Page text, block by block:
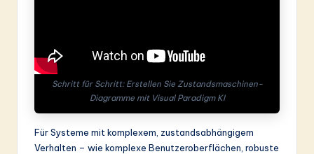
Schritt für Schritt: Erstellen Sie Zustandsmaschinen-
Diagramme mit Visual Paradigm KI
Für Systeme mit komplexem, zustandsabhängigem
Verhalten – wie komplexe Benutzeroberflächen, robuste